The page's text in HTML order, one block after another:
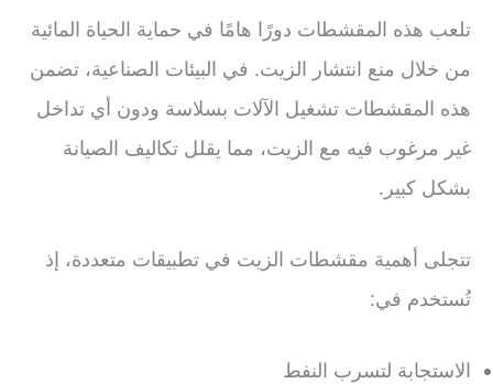
تلعب هذه المقشطات دورًا هامًا في حماية الحياة المائية
من خلال منع انتشار الزيت. في البيئات الصناعية، تضمن
هذه المقشطات تشغيل الآلات بسلاسة ودون أي تداخل
غير مرغوب فيه مع الزيت، مما يقلل تكاليف الصيانة
بشكل كبير.
تتجلى أهمية مقشطات الزيت في تطبيقات متعددة، إذ
تُستخدم في:
الاستجابة لتسرب النفط